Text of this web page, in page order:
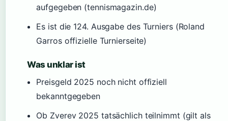
aufgegeben (tennismagazin.de)
Es ist die 124. Ausgabe des Turniers (Roland
Garros offizielle Turnierseite)
Was unklar ist
Preisgeld 2025 noch nicht offiziell
bekanntgegeben
Ob Zverev 2025 tatsächlich teilnimmt (gilt als